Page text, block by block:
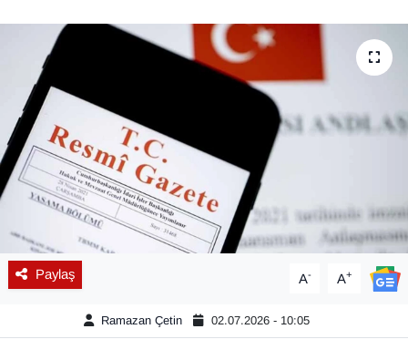
Paylaş A- A+
Ramazan Çetin 02.07.2026 - 10:05
Diğer
EĞİTİM
EKONOMİ
Eleman
Emlak
En çok konuşulanlar